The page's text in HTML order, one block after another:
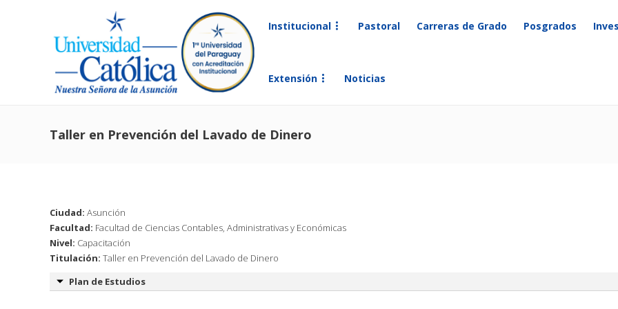
Institucional Pastoral Carreras de Grado Posgrados
Extensión Noticias
Taller en Prevención del Lavado de Dinero
Ciudad: Asunción
Facultad: Facultad de Ciencias Contables, Administrativas y Económicas
Nivel: Capacitación
Titulación: Taller en Prevención del Lavado de Dinero
Plan de Estudios